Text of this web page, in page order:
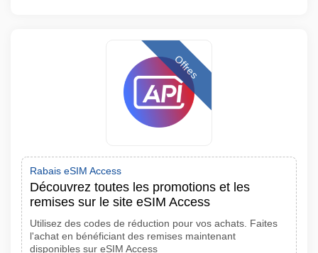
Offres
Rabais eSIM Access
Découvrez toutes les promotions et les
remises sur le site eSIM Access
Utilisez des codes de réduction pour vos achats. Faites
l'achat en bénéficiant des remises maintenant
disponibles sur eSIM Access